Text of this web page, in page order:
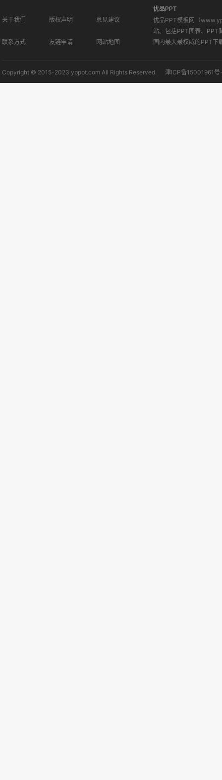
关于我们 版权声明 意见建议
联系方式 友链申请 网站地图
优品PPT
优品PPT模板网（
站。包括PPT图表、PPT
国内最大最权威的PPT下
Copyright © 2015-2023 ypppt.com All Rights Reserved. 津ICP备15001961号